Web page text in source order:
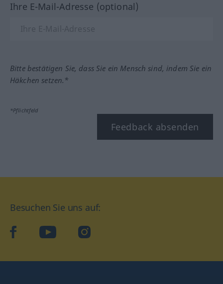
Ihre E-Mail-Adresse (optional)
Bitte bestätigen Sie, dass Sie ein Mensch sind, indem Sie ein
Häkchen setzen.*
*Pflichtfeld
Feedback absenden
Besuchen Sie uns auf:
facebookYouTube Instagram